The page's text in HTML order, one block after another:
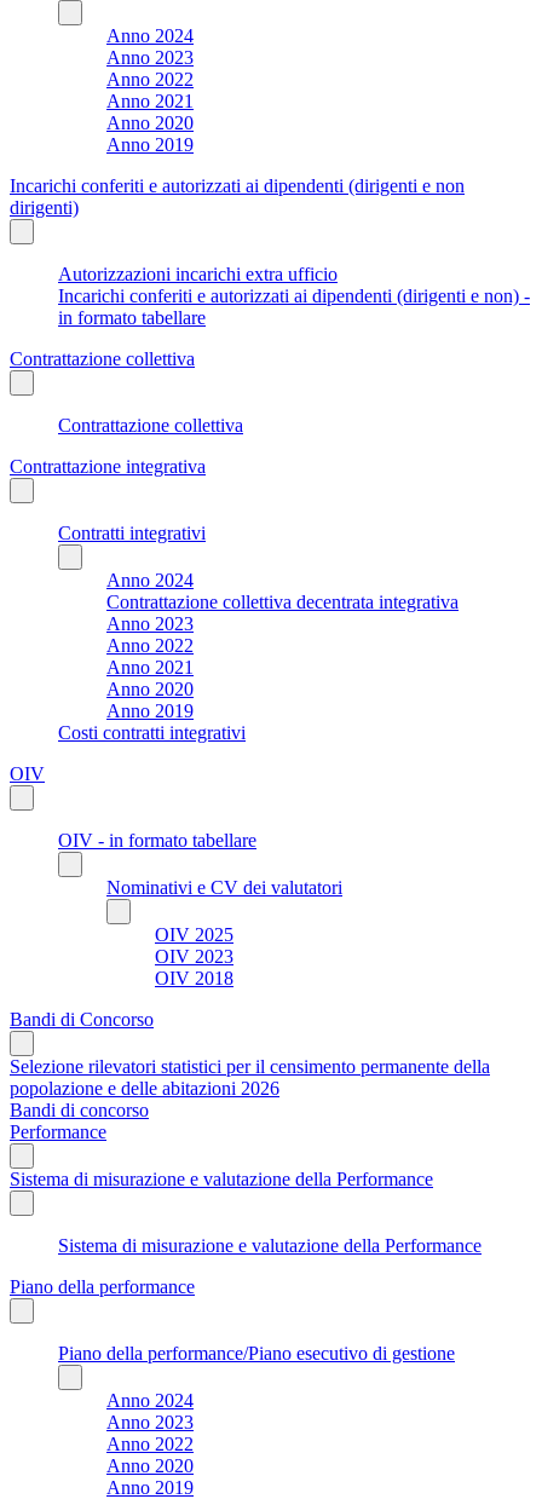
Anno 2024
Anno 2023
Anno 2022
Anno 2021
Anno 2020
Anno 2019
Incarichi conferiti e autorizzati ai dipendenti (dirigenti e non
dirigenti)
Autorizzazioni incarichi extra ufficio
Incarichi conferiti e autorizzati ai dipendenti (dirigenti e non) -
in formato tabellare
Contrattazione collettiva
Contrattazione collettiva
Contrattazione integrativa
Contratti integrativi
Anno 2024
Contrattazione collettiva decentrata integrativa
Anno 2023
Anno 2022
Anno 2021
Anno 2020
Anno 2019
Costi contratti integrativi
OIV
OIV - in formato tabellare
Nominativi e CV dei valutatori
OIV 2025
OIV 2023
OIV 2018
Bandi di Concorso
Selezione rilevatori statistici per il censimento permanente della
popolazione e delle abitazioni 2026
Bandi di concorso
Performance
Sistema di misurazione e valutazione della Performance
Sistema di misurazione e valutazione della Performance
Piano della performance
Piano della performance/Piano esecutivo di gestione
Anno 2024
Anno 2023
Anno 2022
Anno 2020
Anno 2019